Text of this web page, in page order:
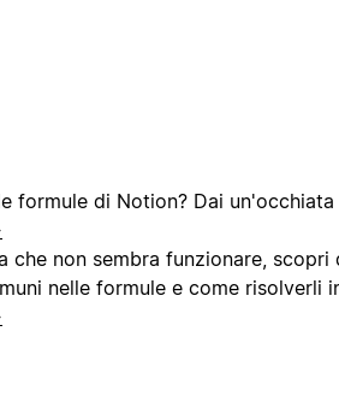
formule di Notion? Dai un'occhiata
che non sembra funzionare, scopri
nelle formule e come risolverli